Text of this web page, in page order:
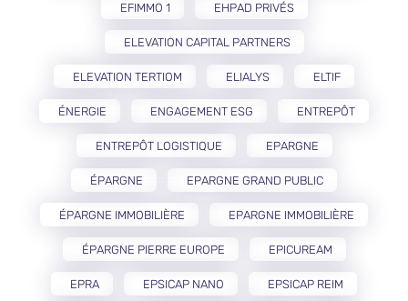
EFIMMO 1 EHPAD PRIVÉS
ELEVATION CAPITAL PARTNERS
ELEVATION TERTIOM ELIALYS ELTIF
ÉNERGIE ENGAGEMENT ESG ENTREPÔT
ENTREPÔT LOGISTIQUE EPARGNE
ÉPARGNE EPARGNE GRAND PUBLIC
ÉPARGNE IMMOBILIÈRE EPARGNE IMMOBILIÈRE
ÉPARGNE PIERRE EUROPE EPICUREAM
EPRA EPSICAP NANO EPSICAP REIM